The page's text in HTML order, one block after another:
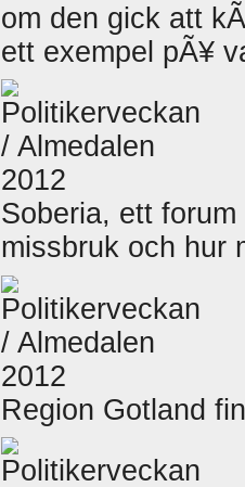
om den gick att
ett exempel pÃ¥
Soberia, ett
missbruk och hur
Region Gotland